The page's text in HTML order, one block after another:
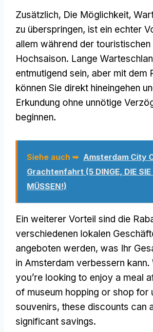
Zusätzlich, Die Möglichkeit,
zu überspringen, ist ein echter
allem während der touristischen
Hochsaison. Lange
entmutigend sein, aber mit dem
können Sie direkt hineingehen
Erkundung ohne unnötige
beginnen.
Siehe auch ➥ Amsterdam City
Grachtenfahrt (5 DINGE, DIE SIE
MÜSSEN!)
Ein weiterer Vorteil sind die
verschiedenen lokalen
angeboten werden, was Ihr
in Amsterdam verbessern kann.
you’re looking to enjoy a meal
of museum hopping or shop for
souvenirs, these discounts can
significant savings.